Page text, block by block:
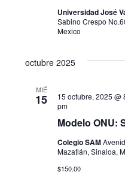
a
Universidad José
Sabino Crespo
Mexico
octubre 2025
MIÉ
15
Modelo ONU:
15 octubre, 2025 @
pm
Colegio SAM
Mazatlán, Sinaloa,
$150.00